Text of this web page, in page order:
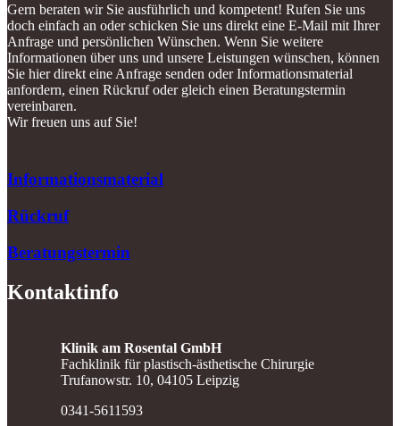
Gern beraten wir Sie ausführlich und kompetent! Rufen Sie uns
doch einfach an oder schicken Sie uns direkt eine E-Mail mit Ihrer
Anfrage und persönlichen Wünschen. Wenn Sie weitere
Informationen über uns und unsere Leistungen wünschen, können
Sie hier direkt eine Anfrage senden oder Informationsmaterial
anfordern, einen Rückruf oder gleich einen Beratungstermin
vereinbaren.
Wir freuen uns auf Sie!
Informationsmaterial
Rückruf
Beratungstermin
Kontaktinfo
Klinik am Rosental GmbH
Fachklinik für plastisch-ästhetische Chirurgie
Trufanowstr. 10, 04105 Leipzig
0341-5611593